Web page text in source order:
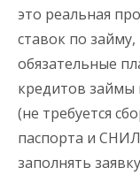
это реальная
ставок по
обязательные
кредитов
(не требуется
паспорта и
заполнять